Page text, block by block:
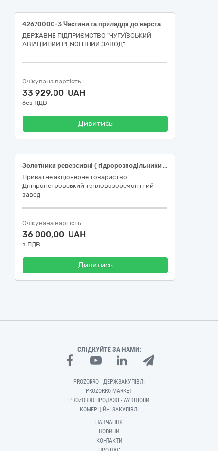
42670000-3 Частини та приладдя до верстатів (Ріжуче приладдя та комплектуючі до верстатів) або еквівалент
ДЕРЖАВНЕ ПІДПРИЄМСТВО "ЧУГУЇВСЬКИЙ
АВІАЦІЙНИЙ РЕМОНТНИЙ ЗАВОД"
Очікувана вартість
33 929,00 UAH
без ПДВ
Дивитись
Золотники реверсивні ( гідророзподільники ) 45ПГ73-24, 44ПГ74-24
Приватне акцiонерне товариство
Днiпропетровський тепловозоремонтний
завод
Очікувана вартість
36 000,00 UAH
з ПДВ
Дивитись
СЛІДКУЙТЕ ЗА НАМИ:
PROZORRO - ДЕРЖЗАКУПІВЛІ
PROZORRO MARKET
PROZORRO.ПРОДАЖІ - АУКЦІОНИ
КОМЕРЦІЙНІ ЗАКУПІВЛІ
НАВЧАННЯ
НОВИНИ
КОНТАКТИ